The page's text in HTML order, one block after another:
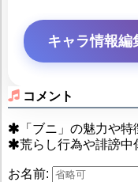
キャラ情報編
コメント
「ブニ」の魅力や特
荒らし行為や誹謗中
お名前: